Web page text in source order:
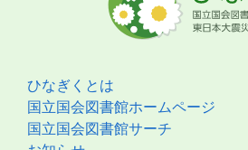
ひなぎくとは
国立国会図書館ホームページ
国立国会図書館サーチ